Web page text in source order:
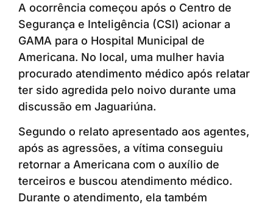
A ocorrência começou após o Centro de
Segurança e Inteligência (CSI) acionar a
GAMA para o Hospital Municipal de
Americana. No local, uma mulher havia
procurado atendimento médico após relatar
ter sido agredida pelo noivo durante uma
discussão em Jaguariúna.
Segundo o relato apresentado aos agentes,
após as agressões, a vítima conseguiu
retornar a Americana com o auxílio de
terceiros e buscou atendimento médico.
Durante o atendimento, ela também